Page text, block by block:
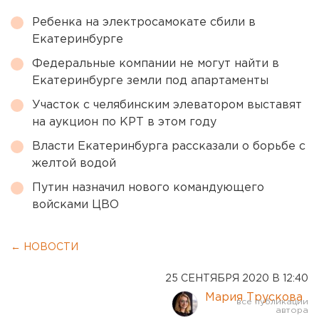
Ребенка на электросамокате сбили в
Екатеринбурге
Федеральные компании не могут найти в
Екатеринбурге земли под апартаменты
Участок с челябинским элеватором выставят
на аукцион по КРТ в этом году
Власти Екатеринбурга рассказали о борьбе с
желтой водой
Путин назначил нового командующего
войсками ЦВО
← НОВОСТИ
25 СЕНТЯБРЯ 2020 В 12:40
Мария Трускова